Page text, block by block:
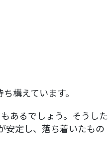
構えています。
あるでしょう。そうした
安定し、落ち着いたもの